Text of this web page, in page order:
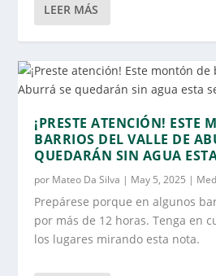
LEER MÁS
¡PRESTE ATENCIÓN! ESTE
BARRIOS DEL VALLE DE
QUEDARÁN SIN AGUA
por Mateo Da Silva | May 5, 2025 |
Prepárese porque en algunos
por más de 12 horas. Tenga en
los lugares mirando esta nota.